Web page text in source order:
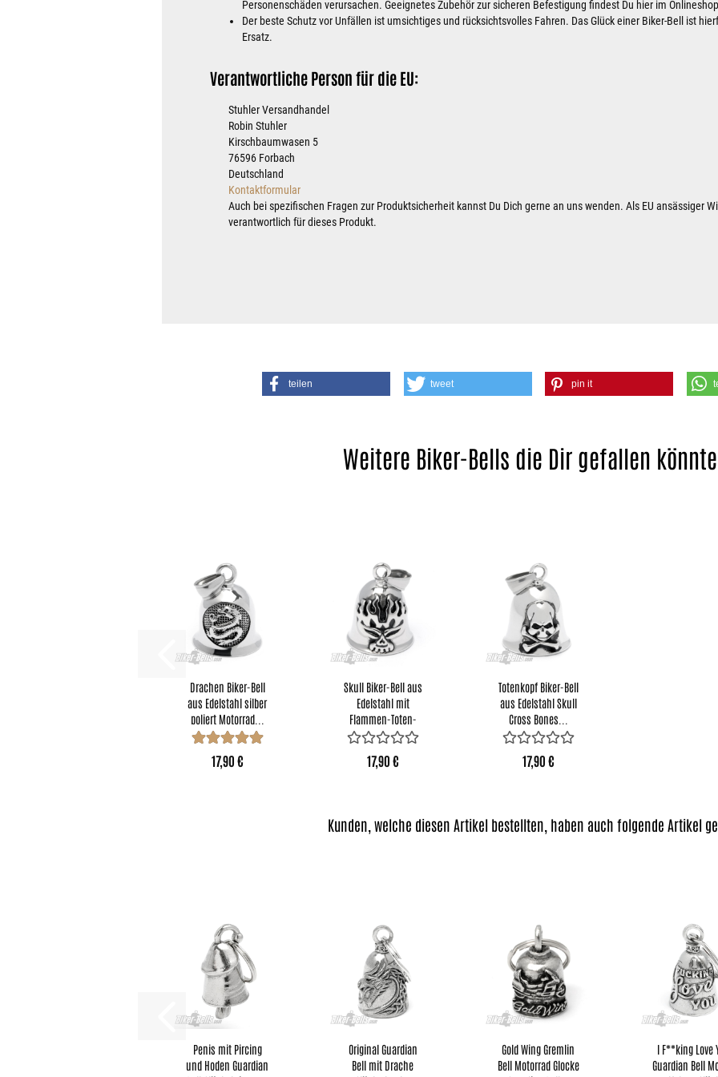
Personenschäden verursachen. Geeignetes Zubehör zur sicheren Befestigung findest Du hier im
Der beste Schutz vor Unfällen ist umsichtiges und rücksichtsvolles Fahren. Das Glück einer Biker-Bell ist
Ersatz.
Verantwortliche Person für die EU:
Stuhler Versandhandel
Robin Stuhler
Kirschbaumwasen 5
76596 Forbach
Deutschland
Kontaktformular
Auch bei spezifischen Fragen zur Produktsicherheit kannst Du Dich gerne an uns wenden. Als EU ansässiger
verantwortlich für dieses Produkt.
teilen tweet pin it
Weitere Biker-Bells die Dir gefallen
Dra­chen Biker-​​Bell
aus Edel­stahl sil­ber
po­liert Mo­tor­rad...
17,90 €
Skull Biker-​​Bell aus
Edel­stahl mit
Flammen-​​To­ten­
kopf...
17,90 €
To­ten­kopf Biker-​​Bell
aus Edel­stahl Skull
Cross Bones...
17,90 €
Kunden, welche diesen Artikel bestellten, haben auch folgende Artikel
Penis mit Pir­cing
und Hoden Guar­di­an
Ori­gi­nal Guar­di­an
Bell mit Dra­che
Gold Wing Grem­lin
Bell Mo­tor­rad Glo­cke
I F**king Love
Guar­di­an Bell